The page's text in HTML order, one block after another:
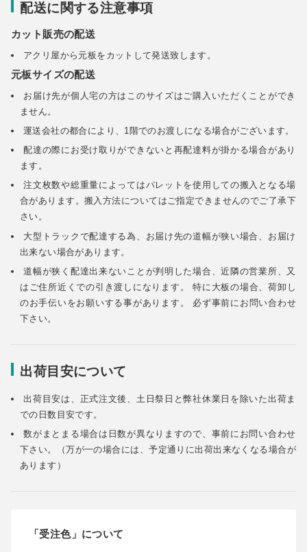
配送に関する注意事項
カット販売の配送
アクリ屋から元板をカットして発送致します。
元板サイズの配送
お届け先が個人宅の方はこのサイズはご購入いただくことができ
ません。
運送会社の都合により、1階でのお渡しになる場合がございます。
配達の際にお受け取りができないと再配達料が掛かる場合があり
ます。
注文枚数や総重量によってはパレットを使用しての搬入となる場
合があります。搬入方法についてはご指定できませんのでご了承下
さい。
大型トラックで配達する為、お届け先の道幅が狭い場合、お届け
出来ない場合があります。
道幅が狭く配達出来ないことが判明した場合、近隣の営業所、又
はご住所近くでの引き渡しになります。 特に大板の場合、荷卸し
のお手伝いをお願いする事があります。 必ず事前にお問い合わせ
下さい。
出荷目安について
出荷目安は、正式注文後、土日祭日と弊社休業日を除いた出荷ま
での日数目安です。
数がまとまる場合は日数が異なりますので、事前にお問い合わせ
下さい。（万が一の場合には、予定通りに出荷出来なくなる場合が
あります）
「受注色」について